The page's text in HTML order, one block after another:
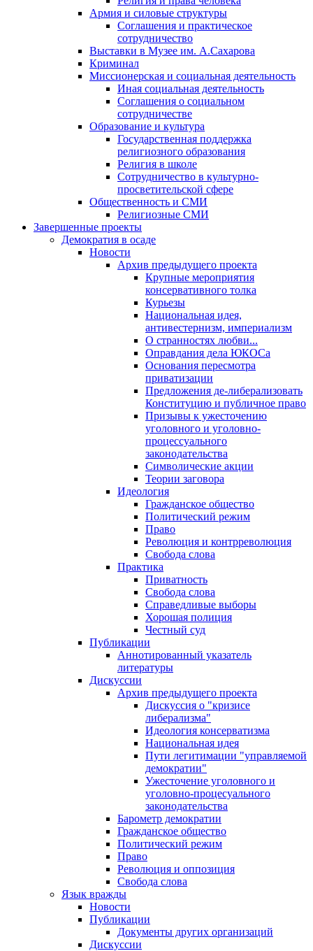
Армия и силовые структуры
Соглашения и практическое
сотрудничество
Выставки в Музее им. А.Сахарова
Криминал
Миссионерская и социальная деятельность
Иная социальная деятельность
Соглашения о социальном
сотрудничестве
Образование и культура
Государственная поддержка
религиозного образования
Религия в школе
Сотрудничество в культурно-
просветительской сфере
Общественность и СМИ
Религиозные СМИ
Завершенные проекты
Демократия в осаде
Новости
Архив предыдущего проекта
Крупные мероприятия
консервативного толка
Курьезы
Национальная идея,
антивестернизм, империализм
О странностях любви...
Оправдания дела ЮКОСа
Основания пересмотра
приватизации
Предложения де-либерализовать
Конституцию и публичное право
Призывы к ужесточению
уголовного и уголовно-
процессуального
законодательства
Символические акции
Теории заговора
Идеология
Гражданское общество
Политический режим
Право
Революция и контрреволюция
Свобода слова
Практика
Приватность
Свобода слова
Справедливые выборы
Хорошая полиция
Честный суд
Публикации
Аннотированный указатель
литературы
Дискуссии
Архив предыдущего проекта
Дискуссия о "кризисе
либерализма"
Идеология консерватизма
Национальная идея
Пути легитимации "управляемой
демократии"
Ужесточение уголовного и
уголовно-процесуального
законодательства
Барометр демократии
Гражданское общество
Политический режим
Право
Революция и оппозиция
Свобода слова
Язык вражды
Новости
Публикации
Документы других организаций
Дискуссии